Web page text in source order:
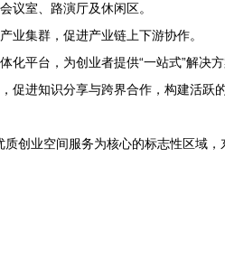
议室、路演厅及休闲区。
业集群，促进产业链上下游协作。
平台，为创业者提供“一站式”解决
进知识分享与跨界合作，构建活跃
创业空间服务为核心的标志性区域，